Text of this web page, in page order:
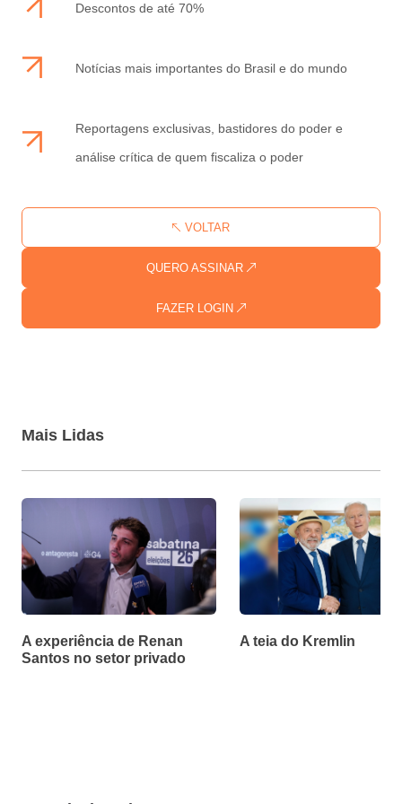
Descontos de até 70%
Notícias mais importantes do Brasil e do mundo
Reportagens exclusivas, bastidores do poder e
análise crítica de quem fiscaliza o poder
FAZER LOGIN
QUERO ASSINAR
VOLTAR
Mais Lidas
A experiência de Renan
Santos no setor privado
A teia do Kremlin